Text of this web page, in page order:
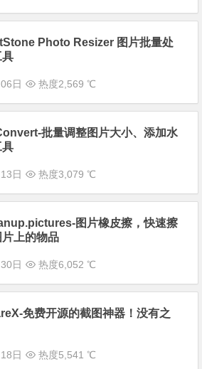
Photo Resizer 图片批量处
具
日 热度2,569 ℃
批量调整图片大小、添加水
具
日 热度3,079 ℃
图片橡皮擦，快速擦
片上的物品
日 热度6,052 ℃
免费开源的截图神器！没有之
日 热度5,541 ℃